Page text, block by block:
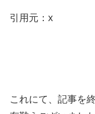
引用元：x
これにて、記事を